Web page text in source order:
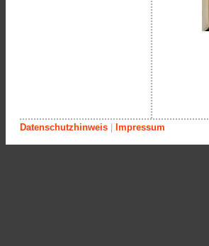
Datenschutzhinweis Impressum